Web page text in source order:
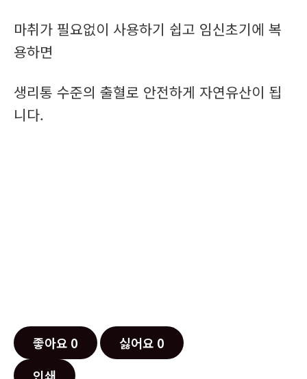
마취가 필요없이 사용하기 쉽고 임신초기에 복
용하면
생리통 수준의 출혈로 안전하게 자연유산이 됩
니다.
좋아요 0 싫어요 0
인쇄